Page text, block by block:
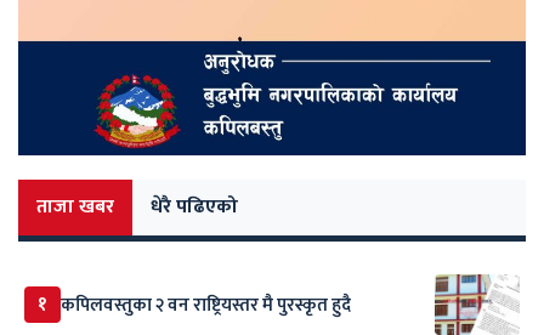
ताजा खबर धेरै पढिएको
१ कपिलवस्तुका २ वन राष्ट्रियस्तर मै पुरस्कृत हुदै